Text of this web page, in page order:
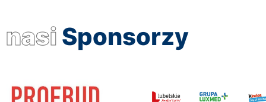
nasi Sponsorzy